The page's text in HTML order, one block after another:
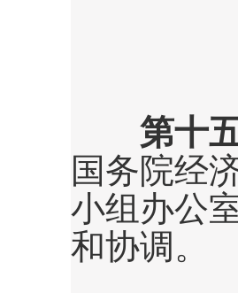
第十
国务院经
小组办公
和协调。